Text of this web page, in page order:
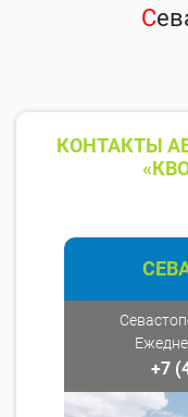
С
КОНТАКТЫ
+7